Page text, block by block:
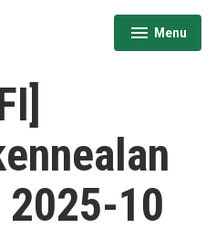
Menu
expanded
collapsed
2025-10